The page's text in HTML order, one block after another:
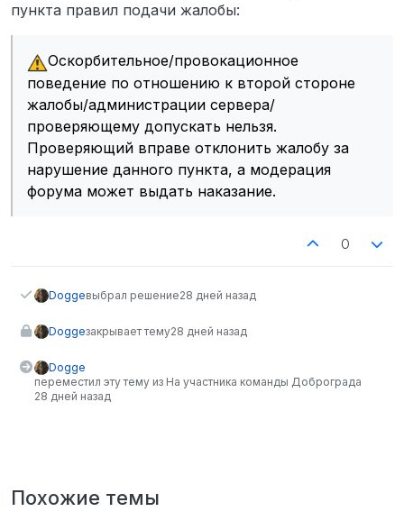
пункта правил подачи жалобы:
Оскорбительное/провокационное
поведение по отношению к второй стороне
жалобы/администрации сервера/
проверяющему допускать нельзя.
Проверяющий вправе отклонить жалобу за
нарушение данного пункта, а модерация
форума может выдать наказание.
0
Doggeвыбрал решение28 дней назад
Doggeзакрывает тему28 дней назад
Dogge
переместил эту тему из На участника команды Доброграда
28 дней назад
Похожие темы